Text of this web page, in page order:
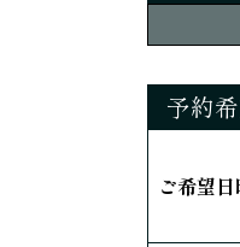
予約
ご希望